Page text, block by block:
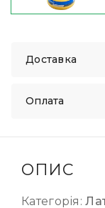
Доставка
Оплата
ОПИС
Категорія: